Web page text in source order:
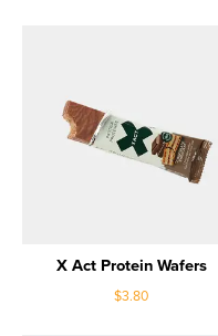
X Act Protein Wafers
$3.80